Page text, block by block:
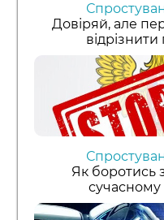
Довіряй, але
Як боротись
сучасному